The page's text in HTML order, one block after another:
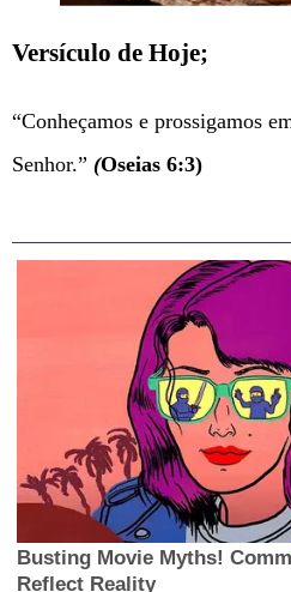
Versículo de Hoje;
“Conheçamos e prossigamos
Senhor.” (Oseias 6:3)